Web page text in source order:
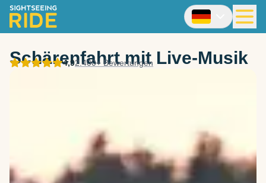
Schärenfahrt mit Live-Musik
4,92.400+ Bewertungen